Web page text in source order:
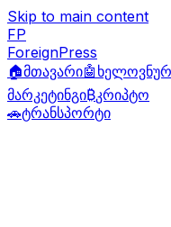
Skip to main content
FP
ForeignPress
🏠მთავარი🤖
მარკეტინგი₿კრიპტო
🚗ტრანსპორტი